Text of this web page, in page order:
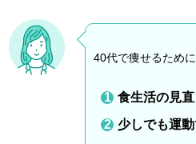
40代で痩せるために
食生活の見
少しでも運